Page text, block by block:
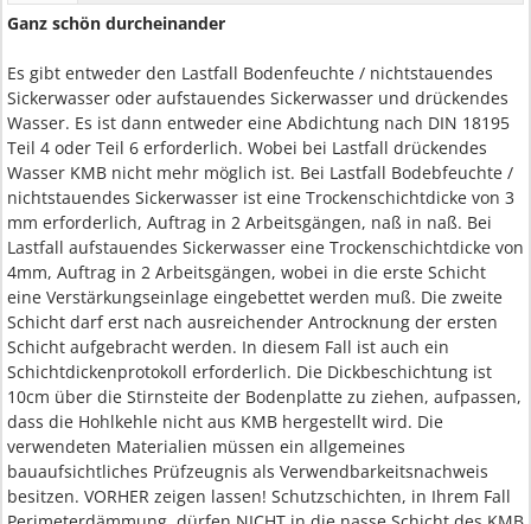
Ganz schön durcheinander
Es gibt entweder den Lastfall Bodenfeuchte / nichtstauendes
Sickerwasser oder aufstauendes Sickerwasser und drückendes
Wasser. Es ist dann entweder eine Abdichtung nach DIN 18195
Teil 4 oder Teil 6 erforderlich. Wobei bei Lastfall drückendes
Wasser KMB nicht mehr möglich ist. Bei Lastfall Bodebfeuchte /
nichtstauendes Sickerwasser ist eine Trockenschichtdicke von 3
mm erforderlich, Auftrag in 2 Arbeitsgängen, naß in naß. Bei
Lastfall aufstauendes Sickerwasser eine Trockenschichtdicke von
4mm, Auftrag in 2 Arbeitsgängen, wobei in die erste Schicht
eine Verstärkungseinlage eingebettet werden muß. Die zweite
Schicht darf erst nach ausreichender Antrocknung der ersten
Schicht aufgebracht werden. In diesem Fall ist auch ein
Schichtdickenprotokoll erforderlich. Die Dickbeschichtung ist
10cm über die Stirnsteite der Bodenplatte zu ziehen, aufpassen,
dass die Hohlkehle nicht aus KMB hergestellt wird. Die
verwendeten Materialien müssen ein allgemeines
bauaufsichtliches Prüfzeugnis als Verwendbarkeitsnachweis
besitzen. VORHER zeigen lassen! Schutzschichten, in Ihrem Fall